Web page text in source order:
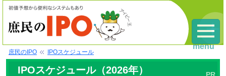
庶民のIPO IPOスケジュール
IPOスケジュール（2026年）
menu